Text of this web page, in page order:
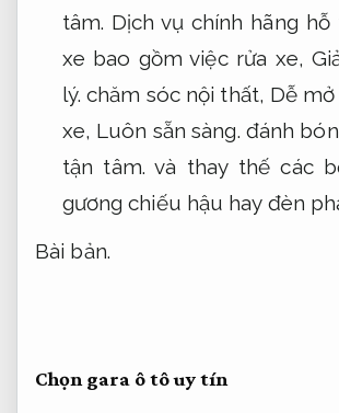
tâm. Dịch vụ chính hãng
xe bao gồm việc rửa xe,
lý. chăm sóc nội thất, Dễ mở
xe, Luôn sẵn sàng. đánh
tận tâm. và thay thế các
gương chiếu hậu hay đèn
Bài bản.
Chọn gara ô tô uy tín